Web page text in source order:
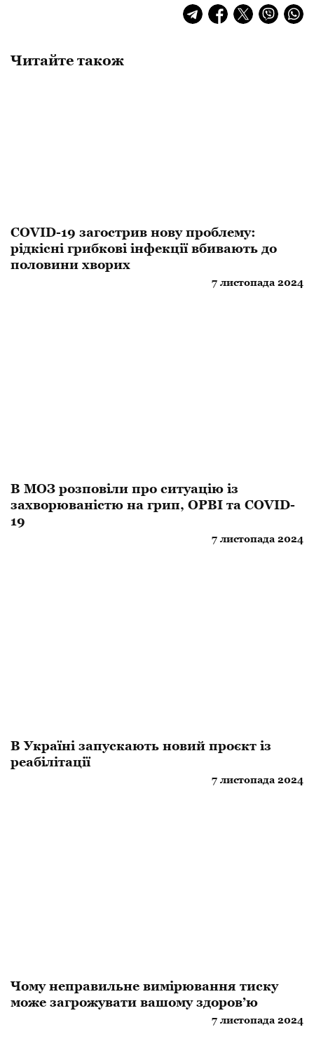
Читайте також
COVID-19 загострив нову проблему:
рідкісні грибкові інфекції вбивають до
половини хворих
7 листопада 2024
В МОЗ розповіли про ситуацію із
захворюваністю на грип, ОРВІ та COVID-
19
7 листопада 2024
​В Україні запускають новий проєкт із
реабілітації
7 листопада 2024
Чому неправильне вимірювання тиску
може загрожувати вашому здоров’ю
7 листопада 2024